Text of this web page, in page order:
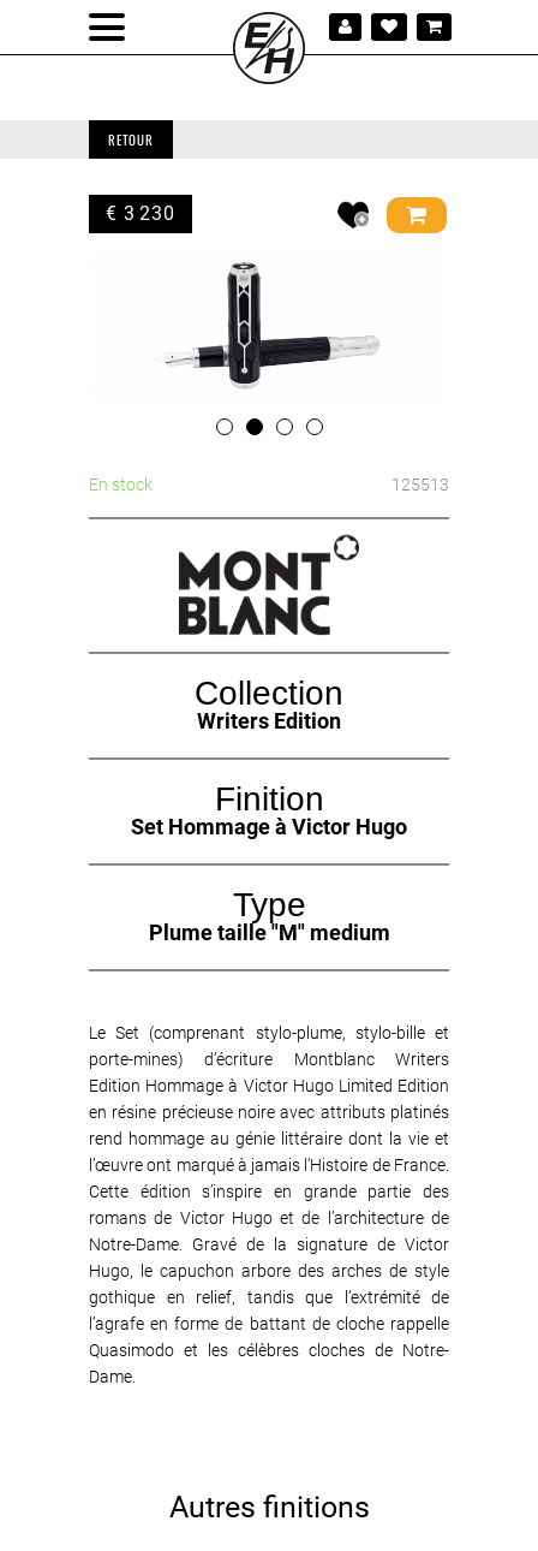
RETOUR
€ 3 230
En stock 125513
Collection
Writers Edition
Finition
Set Hommage à Victor Hugo
Type
Plume taille "M" medium
Le Set (comprenant stylo-plume, stylo-bille et
porte-mines) d’écriture Montblanc Writers
Edition Hommage à Victor Hugo Limited Edition
en résine précieuse noire avec attributs platinés
rend hommage au génie littéraire dont la vie et
l’œuvre ont marqué à jamais l’Histoire de France.
Cette édition s’inspire en grande partie des
romans de Victor Hugo et de l’architecture de
Notre-Dame. Gravé de la signature de Victor
Hugo, le capuchon arbore des arches de style
gothique en relief, tandis que l’extrémité de
l’agrafe en forme de battant de cloche rappelle
Quasimodo et les célèbres cloches de Notre-
Dame.
Autres finitions